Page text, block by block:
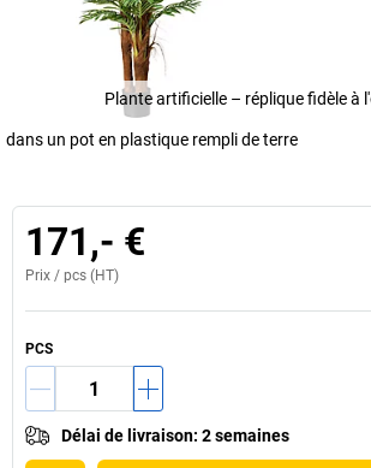
Plante artificielle – réplique fidèle à
dans un pot en plastique rempli de terre
171,- €
Prix / pcs (HT)
PCS
Délai de livraison: 2 semaines